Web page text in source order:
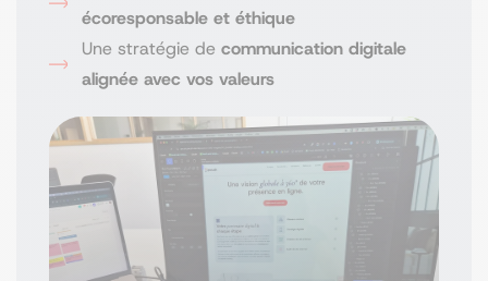
écoresponsable et éthique
Une stratégie de communication digitale
alignée avec vos valeurs